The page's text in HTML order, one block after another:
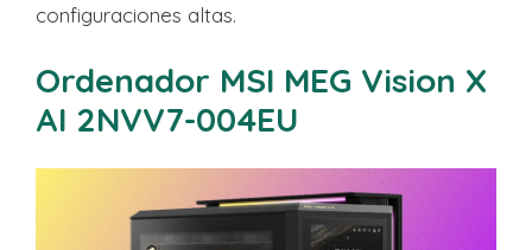
configuraciones altas.
Ordenador MSI MEG Vision X
AI 2NVV7-004EU